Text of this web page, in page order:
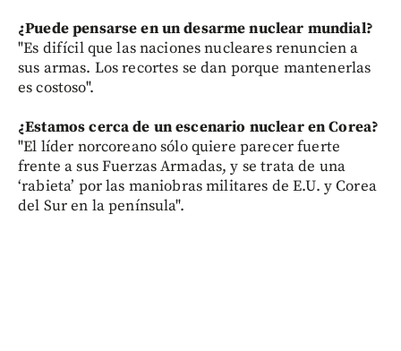
¿Puede pensarse en un desarme nuclear mundial?
"Es difícil que las naciones nucleares renuncien a
sus armas. Los recortes se dan porque mantenerlas
es costoso".
¿Estamos cerca de un escenario nuclear en Corea?
"El líder norcoreano sólo quiere parecer fuerte
frente a sus Fuerzas Armadas, y se trata de una
‘rabieta’ por las maniobras militares de E.U. y Corea
del Sur en la península".